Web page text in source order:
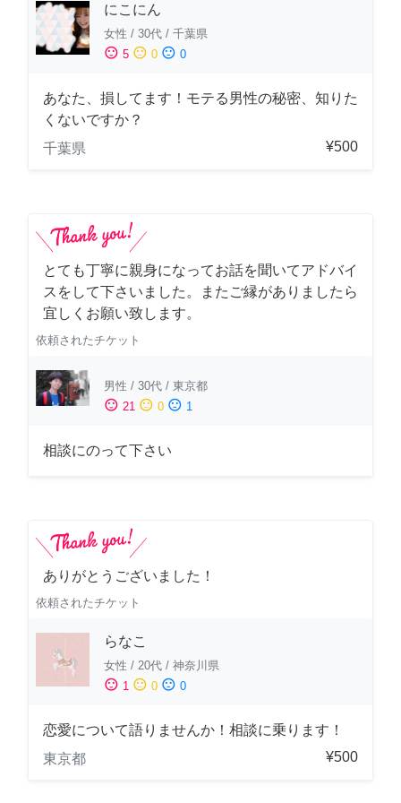
にこにん
女性 / 30代 / 千葉県
sentiment_satisfied 5 sentiment_neutral 0 sentiment_dissatisfied 0
あなた、損してます！モテる男性の秘密、知りた
くないですか？
千葉県
¥500
とても丁寧に親身になってお話を聞いてアドバイ
スをして下さいました。またご縁がありましたら
宜しくお願い致します。
依頼されたチケット
男性 / 30代 / 東京都
sentiment_satisfied 21 sentiment_neutral 0 sentiment_dissatisfied 1
相談にのって下さい
ありがとうございました！
依頼されたチケット
らなこ
女性 / 20代 / 神奈川県
sentiment_satisfied 1 sentiment_neutral 0 sentiment_dissatisfied 0
恋愛について語りませんか！相談に乗ります！
東京都
¥500